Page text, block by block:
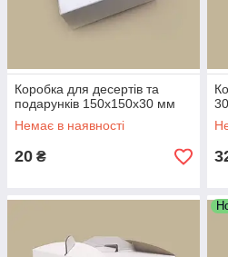
Коробка для десертів та
подарунків 150х150х30 мм
Немає в наявності
20 ₴